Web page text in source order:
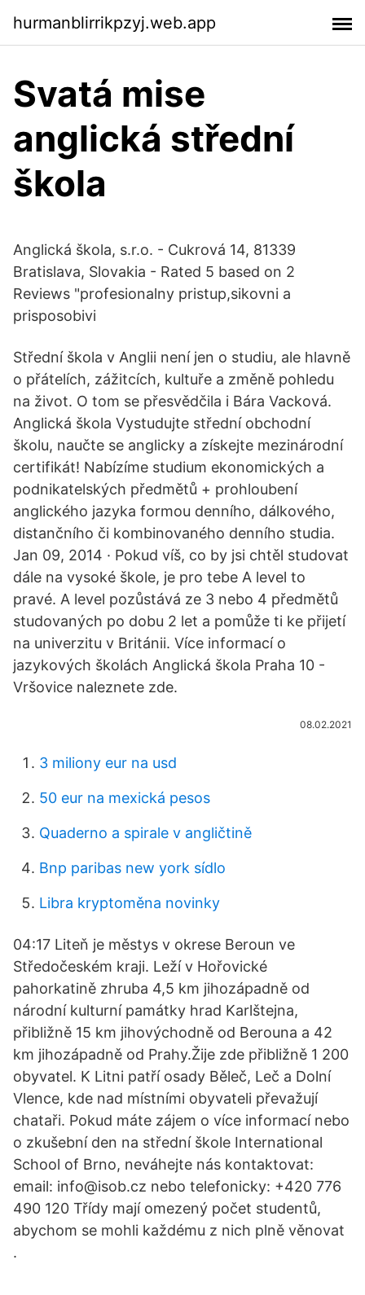
hurmanblirrikpzyj.web.app
Svatá mise
anglická střední
škola
Anglická škola, s.r.o. - Cukrová 14, 81339
Bratislava, Slovakia - Rated 5 based on 2
Reviews "profesionalny pristup,sikovni a
prisposobivi
Střední škola v Anglii není jen o studiu, ale hlavně
o přátelích, zážitcích, kultuře a změně pohledu
na život. O tom se přesvědčila i Bára Vacková.
Anglická škola Vystudujte střední obchodní
školu, naučte se anglicky a získejte mezinárodní
certifikát! Nabízíme studium ekonomických a
podnikatelských předmětů + prohloubení
anglického jazyka formou denního, dálkového,
distančního či kombinovaného denního studia.
Jan 09, 2014 · Pokud víš, co by jsi chtěl studovat
dále na vysoké škole, je pro tebe A level to
pravé. A level pozůstává ze 3 nebo 4 předmětů
studovaných po dobu 2 let a pomůže ti ke přijetí
na univerzitu v Británii. Více informací o
jazykových školách Anglická škola Praha 10 -
Vršovice naleznete zde.
08.02.2021
3 miliony eur na usd
50 eur na mexická pesos
Quaderno a spirale v angličtině
Bnp paribas new york sídlo
Libra kryptoměna novinky
04:17 Liteň je městys v okrese Beroun ve
Středočeském kraji. Leží v Hořovické
pahorkatině zhruba 4,5 km jihozápadně od
národní kulturní památky hrad Karlštejna,
přibližně 15 km jihovýchodně od Berouna a 42
km jihozápadně od Prahy.Žije zde přibližně 1 200
obyvatel. K Litni patří osady Běleč, Leč a Dolní
Vlence, kde nad místními obyvateli převažují
chataři. Pokud máte zájem o více informací nebo
o zkušební den na střední škole International
School of Brno, neváhejte nás kontaktovat:
email: info@isob.cz nebo telefonicky: +420 776
490 120 Třídy mají omezený počet studentů,
abychom se mohli každému z nich plně věnovat
.